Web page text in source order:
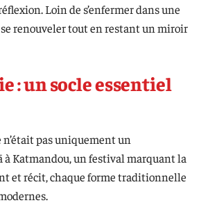
Loin de s’enfermer dans une
renouveler tout en restant un miroir
: un socle essentiel
pas uniquement un
à Katmandou, un festival marquant la
et récit, chaque forme traditionnelle